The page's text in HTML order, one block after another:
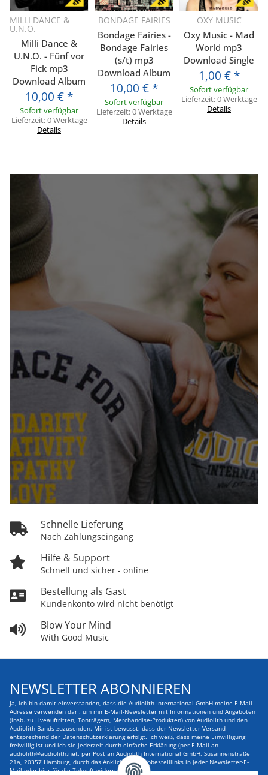
MILLI DANCE &
U.N.O.
Milli Dance &
U.N.O. - Fünf vor
Fick mp3
Download Album
10,00 € *
Sofort verfügbar
Lieferzeit:0 Werktage
Details
BONDAGE FAIRIES
Bondage Fairies -
Bondage Fairies
(s/t) mp3
Download Album
10,00 € *
Sofort verfügbar
Lieferzeit:0 Werktage
Details
OXY MUSIC
Oxy Music - Mad
World mp3
Download Single
1,00 € *
Sofort verfügbar
Lieferzeit:0 Werktage
Details
Schnelle Lieferung
Nach Zahlungseingang
Hilfe & Support
Schnell und sicher - online
Bestellung als Gast
Kundenkonto wird nicht benötigt
Blow Your Mind
With Good Music
NEWSLETTER ABONNIEREN
Ja, ich bin damit einverstanden, dass die Audiolith International GmbH meine E-Mail-
Adresse verwenden darf, um mir E-Mail-Newsletter mit Informationen und Angeboten
(insb. zu Liveauftritten, Tonträgern, Merchandise-Produkten) von Audiolith und den
Audiolith-Bands zuzusenden. Mir ist bewusst, dass der Newsletter-Versand
entsprechend der Datenschutzerklärung erfolgt. Ich weiß, dass meine Einwilligung
freiwillig ist und ich sie jederzeit durch einfache Erklärung (per E-Mail an
audiolith@audiolith.net, per Post an Audiolith International GmbH, Susannenstraße
21a, 20357 Hamburg, durch das Anklicken des Abbestelllinks in jeder Newsletter-E-
Mail oder hier für die Zukunft widerrufen kann.